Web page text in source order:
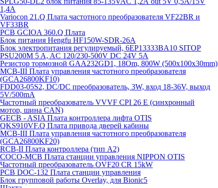
1,4А
Variocon 21.Q Плата частотного преобразователя VF22BR и
VF33BR
PCB GCIOA 360.Q Плата
Блок питания Hengfu HF150W-SDR-26A
Блок электропитания регулируемый, 6EP13333BA10 SITOP
PSU200M 5 A, AC 120/230-500V DC 24V 5A
Резистор тормозной GAA232GD1, 18Om, 800W (500x100x30mm)
MCB-III Плата управления частотного преобразователя
(GCA26800KF10)
FDD03-05S2, DC/DC преобразователь, 3W, вход 18-36V, выход
5V/500mA
Частотный преобразователь VVVF CPI 26 E (синхронный
мотор, шина CAN)
GECB - ASIA Плата контроллера лифта OTIS
QKS910VF.Q Плата привода дверей кабины
MCB-III Плата управления частотного преобразователя
(GCA26800KF20)
RCB-II Плата контроллера (тип A2)
COCO-MCB Плата станции управления NIPPON OTIS
Частотный преобразователь OVF20 CR 15kW
PCB DOC-132 Плата станции управления
Блок групповой работы Overlay, для Bionic5